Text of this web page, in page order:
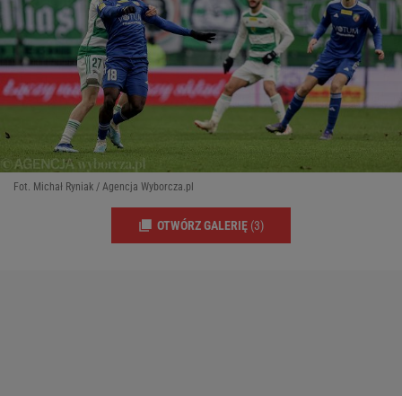
Fot. Michał Ryniak / Agencja Wyborcza.pl
OTWÓRZ GALERIĘ (3)